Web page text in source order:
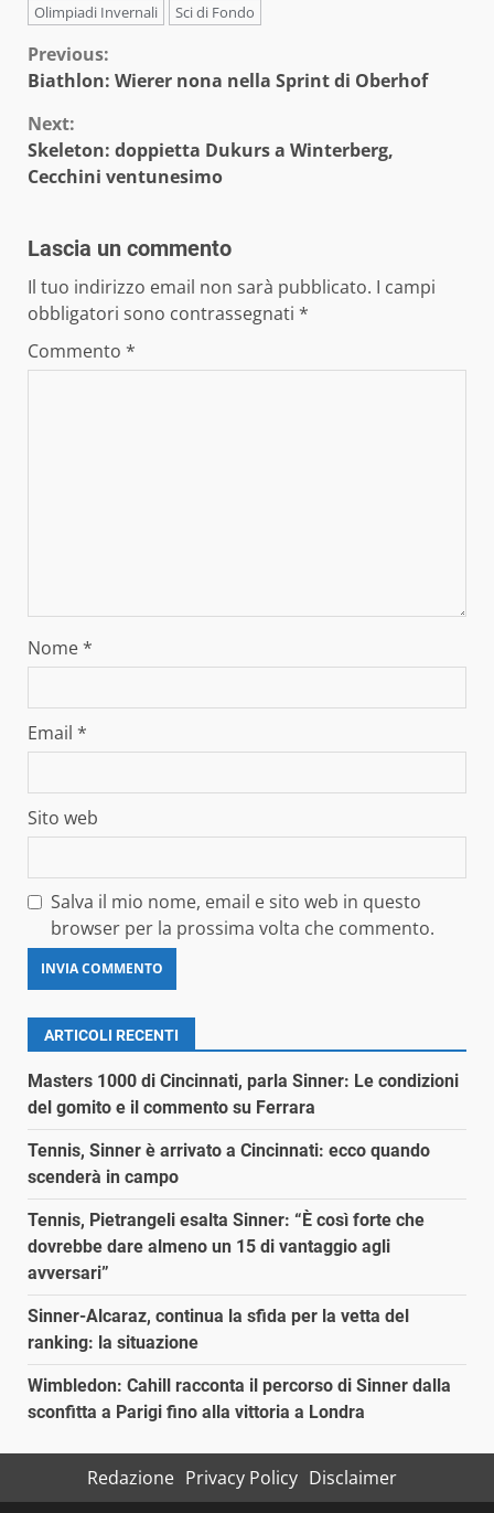
Olimpiadi Invernali
Sci di Fondo
Continue
Previous:
Biathlon: Wierer nona nella Sprint di Oberhof
Next:
Skeleton: doppietta Dukurs a Winterberg,
Cecchini ventunesimo
Lascia un commento
Il tuo indirizzo email non sarà pubblicato. I campi
obbligatori sono contrassegnati *
Commento *
Nome*
Email *
Sito web
Salva il mio nome, email e sito web in questo
browser per la prossima volta che commento.
ARTICOLI RECENTI
Masters 1000 di Cincinnati, parla Sinner: Le condizioni
del gomito e il commento su Ferrara
Tennis, Sinner è arrivato a Cincinnati: ecco quando
scenderà in campo
Tennis, Pietrangeli esalta Sinner: “È così forte che
dovrebbe dare almeno un 15 di vantaggio agli
avversari”
Sinner-Alcaraz, continua la sfida per la vetta del
ranking: la situazione
Wimbledon: Cahill racconta il percorso di Sinner dalla
sconfitta a Parigi fino alla vittoria a Londra
Redazione Privacy Policy Disclaimer